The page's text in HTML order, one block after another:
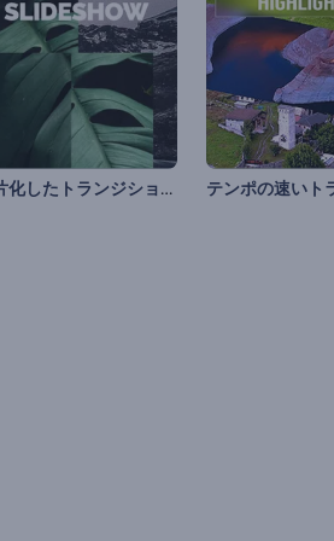
断片化したトランジションスライドショー